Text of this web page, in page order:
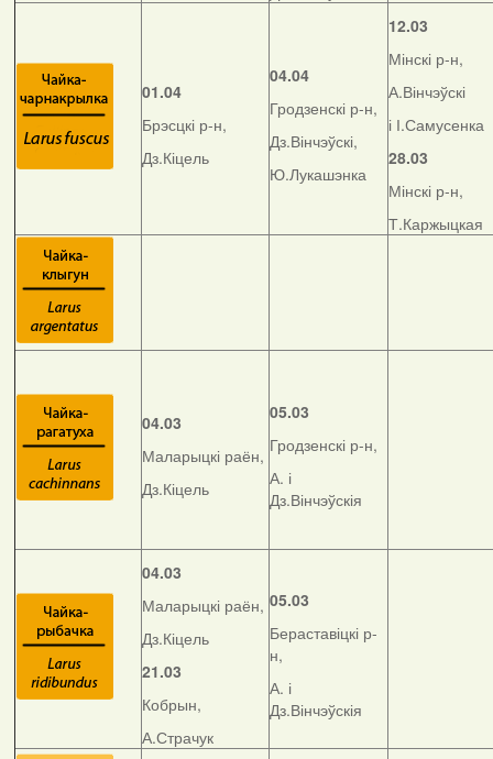
01.04
Брэсцкі р-н,
Дз.Кіцель
04.04
Гродзенскі р-н,
Дз.Вінчэўскі,
Ю.Лукашэнка
12.03
Мінскі р-н,
А.Вінчэўскі
і І.Самусенка
28.03
Мінскі р-н,
Т.Каржыцкая
04.03
Маларыцкі раён,
Дз.Кіцель
05.03
Гродзенскі р-н,
А. і
Дз.Вінчэўскія
04.03
Маларыцкі раён,
Дз.Кіцель
21.03
Кобрын,
А.Страчук
05.03
Бераставіцкі р-
н,
А. і
Дз.Вінчэўскія